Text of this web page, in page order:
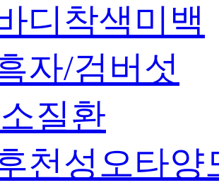
디착색미백
자/검버섯
질환
천성오타양